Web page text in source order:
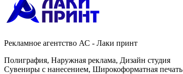
Рекламное агентство АС - Лаки принт
Полиграфия, Наружная реклама, Дизайн студия
Сувениры с нанесением, Широкоформатная печать